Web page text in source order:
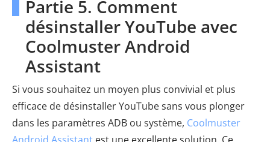
Partie 5. Comment
désinstaller YouTube avec
Coolmuster Android
Assistant
Si vous souhaitez un moyen plus convivial et plus
efficace de désinstaller YouTube sans vous plonger
dans les paramètres ADB ou système, Coolmuster
Android Assistant est une excellente solution. Ce